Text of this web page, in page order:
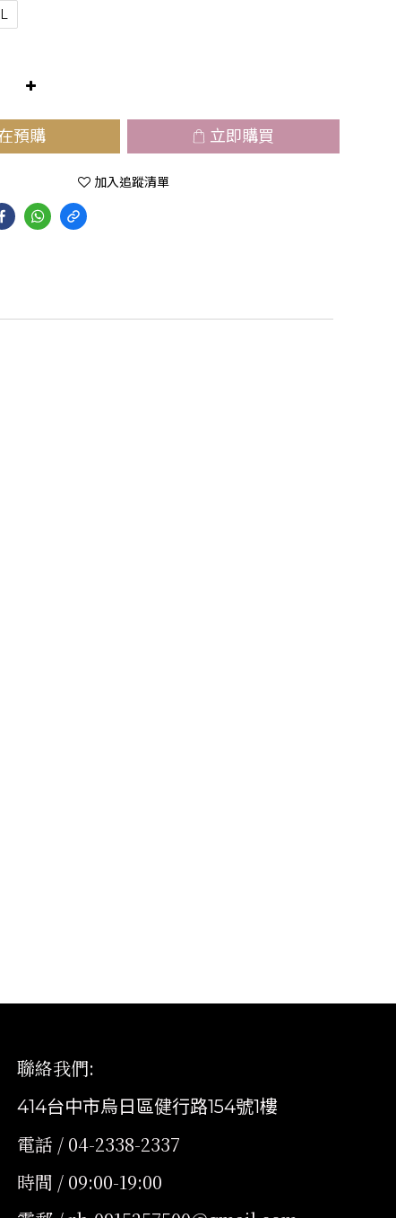
預購 立即購買
加入追蹤清單
聯絡我們:
414台中市烏日區健行路154號1樓
電話 / 04-2338-2337
時間 / 09:00-19:00